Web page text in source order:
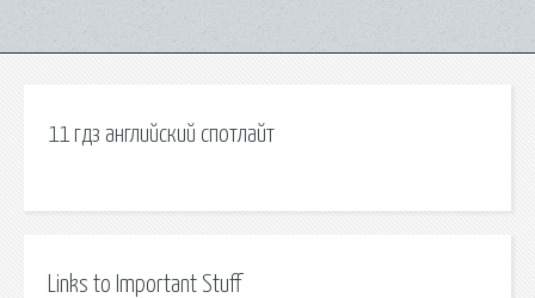
11 гдз английский спотлайт
Links to Important Stuff